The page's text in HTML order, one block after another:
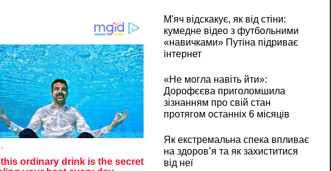
М'яч відскакує, як від стіни:
кумедне відео з футбольними
«навичками» Путіна підриває
інтернет
«Не могла навіть йти»:
Дорофєєва приголомшила
зізнанням про свій стан
протягом останніх 6 місяців
Як екстремальна спека впливає
на здоров’я та як захиститися
від неї